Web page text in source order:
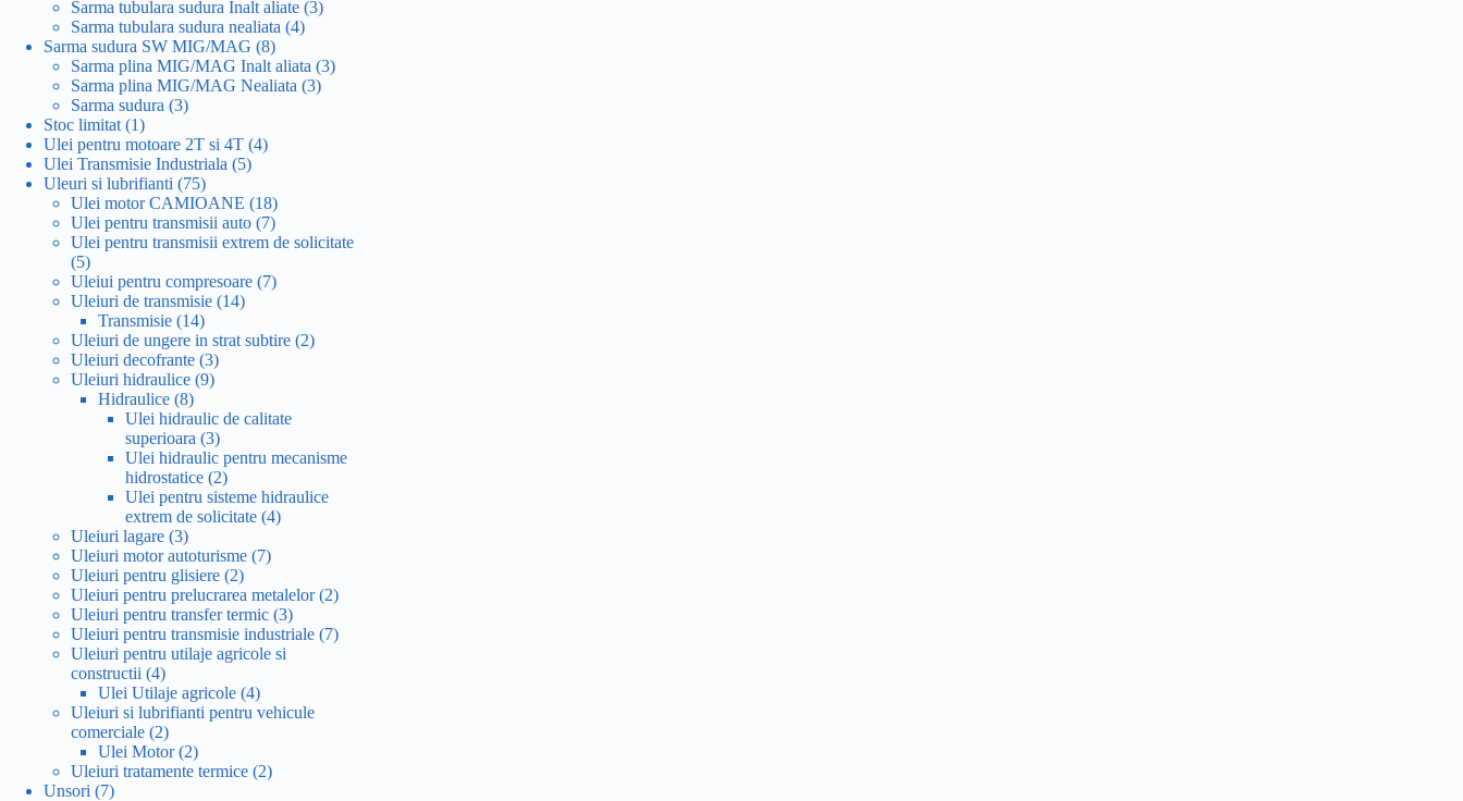
produse
Sarma tubulara sudura Inalt aliate 33
Sarma tubulara sudura nealiata 44
Sarma sudura SW MIG/MAG 88
produse
Sarma plina MIG/MAG Inalt aliata 33
Sarma plina MIG/MAG Nealiata 33
Sarma sudura 33
Stoc limitat 11
produs
Ulei pentru motoare 2T si 4T 44
Ulei Transmisie Industriala 55
Uleuri si lubrifianti 7575
de
produse
Ulei motor CAMIOANE 1818
produse
Ulei pentru transmisii auto 77
produse
Ulei pentru transmisii extrem de solicitate
55
produse
Uleiui pentru compresoare 77
Uleiuri de transmisie 1414
Transmisie 1414
produse
Uleiuri de ungere in strat subtire 22
Uleiuri decofrante 33
produse
Uleiuri hidraulice 99
Hidraulice 88
produse
Ulei hidraulic de calitate
superioara 33
produse
Ulei hidraulic pentru mecanisme
hidrostatice 22
produse
Ulei pentru sisteme hidraulice
extrem de solicitate 44
Uleiuri lagare 33
produse
Uleiuri motor autoturisme 77
Uleiuri pentru glisiere 22
produse
Uleiuri pentru prelucrarea metalelor 22
Uleiuri pentru transfer termic 33
produse
Uleiuri pentru transmisie industriale 77
Uleiuri pentru utilaje agricole si
constructii 44
produse
Ulei Utilaje agricole 44
produse
Uleiuri si lubrifianti pentru vehicule
comerciale 22
produse
Ulei Motor 22
produse
Uleiuri tratamente termice 22
Unsori 77